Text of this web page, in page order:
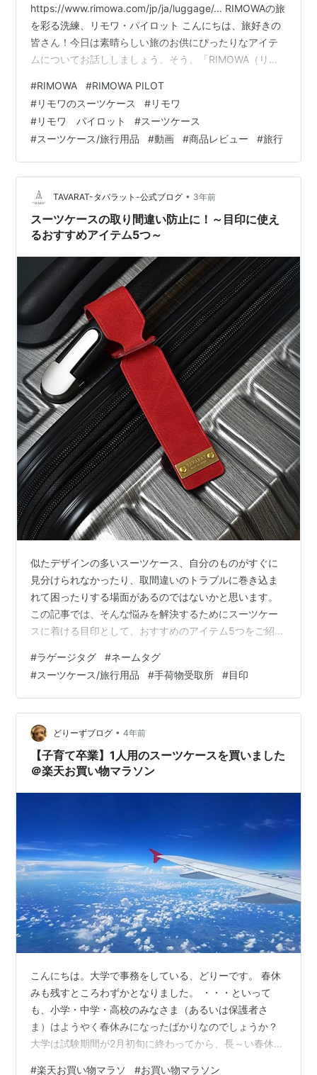
https://www.rimowa.com/jp/ja/luggage/... RIMOWAの旅
を彩る洗練、リモワ・パイロット こんにちは、旅好きの
皆さん！今日は素晴らしい旅のお供にぴったりなアイテ
ムについてお話ししましょう。そう、「RIMOWA（リモ
介します。 RIMOWAはその洗練されたデザインと丈夫な
作りで、世界中の旅行者に愛されてきたブランド このス
ーツケースは、高品質なアルミニウム素材を使用してお
り、その軽さと耐久性が特徴。航空業界の要求に応える
ために設計されたことか…
#RIMOWA #RIMOWA PILOT
#リモワのスーツケース #リモワ
#リモワ パイロット #スーツケース
#スーツケース/旅行用品 #動画 #商品レビュー #旅行
TAVARAT-タバラット-公式ブログ • 3年前
スーツケースの取り間違い防止に！～目印に使え
るおすすめアイテム5つ～
似たデザインの多いスーツケース、自分のものがすぐに
見分けられなかったり、取間違いのトラブルに巻き込ま
れて困ったりする場面があるのではないかと思います。
この記事では、そんな悩みを解決するためにスーツケー
スに着ける目印として、おすすめのアイテム5つをご紹介
タグ 名入れサービスで世界に一つだけの目印に スーツケ
ースカバー ステッカー マスキングテープ 目印としてお
すすめできないもの 目印をつけて快適な旅行を！ スーツ
ケースベルト スーツケースベルトは本来スーツケースが
開いてしまわないようにするアイテムですが、特徴的な
デザインのものを付けたり、複…
#ラゲージタグ #ネームタグ
#スーツケース/旅行用品 #手荷物受取所 #目印
どりーずブログ • 4年前
【子育て卒業】1人用のスーツケースを買いました
＠楽天お買い物マラソン
こんにちは。大学で事務をしている、どりーです。 春休
みも残すところわずかとなりました。 ・・・といって
も、小学・中学・高校のみなさま（あるいは保護者さ
ま）はようやく春休みになったばかりなのでしょうか？
大学は試験期間が2月初旬に終わってから、長～い春休み
#楽天お買い物マラソ #お買い物マラソン